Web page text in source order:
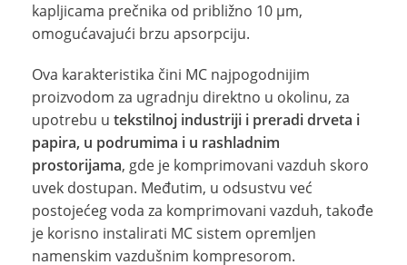
kapljicama prečnika od približno 10 µm,
omogućavajući brzu apsorpciju.
Ova karakteristika čini MC najpogodnijim
proizvodom za ugradnju direktno u okolinu, za
upotrebu u tekstilnoj industriji i preradi drveta i
papira, u podrumima i u rashladnim
prostorijama, gde je komprimovani vazduh skoro
uvek dostupan. Međutim, u odsustvu već
postojećeg voda za komprimovani vazduh, takođe
je korisno instalirati MC sistem opremljen
namenskim vazdušnim kompresorom.